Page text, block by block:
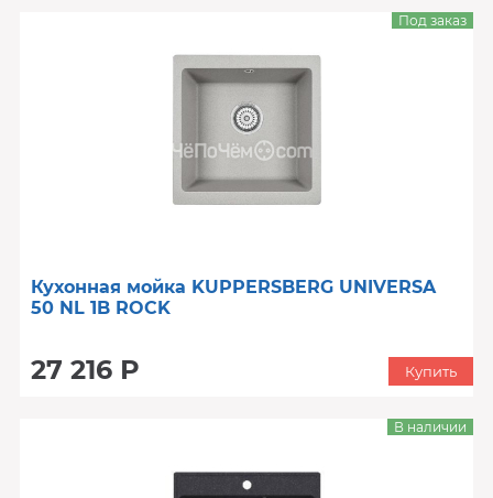
Кухонная мойка KUPPERSBERG UNIVERSA
50 NL 1B ROCK
27 216 Р
Под заказ
Купить
В наличии